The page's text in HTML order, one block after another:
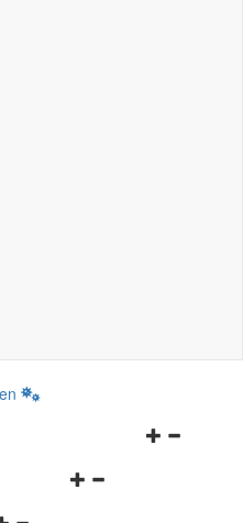
Navigationsmenü